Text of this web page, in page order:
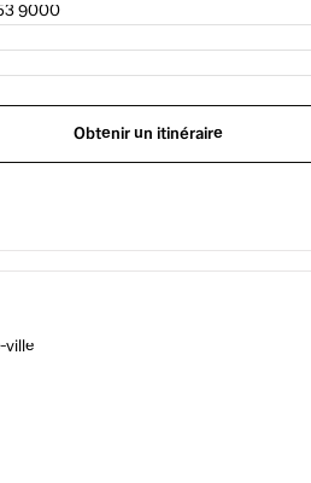
9000
Obtenir un itinéraire
ville